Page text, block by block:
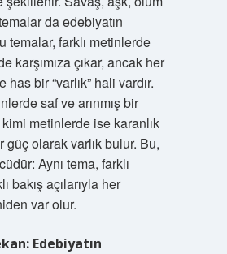
da edebiyatın
temalar, farklı metinlerde
karşımıza çıkar, ancak her
bir “varlık” hali vardır.
saf ve arınmış bir
metinlerde ise karanlık
güç olarak varlık bulur. Bu,
Aynı tema, farklı
bakış açılarıyla her
var olur.
Edebiyatın